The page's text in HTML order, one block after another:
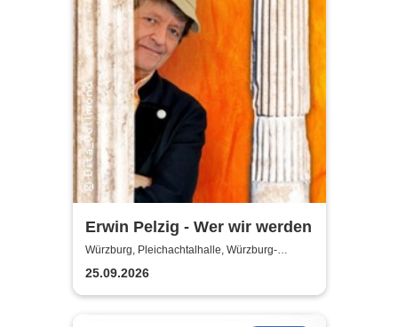
Erwin Pelzig - Wer wir werden
Würzburg, Pleichachtalhalle, Würzburg-
Versbach
25.09.2026